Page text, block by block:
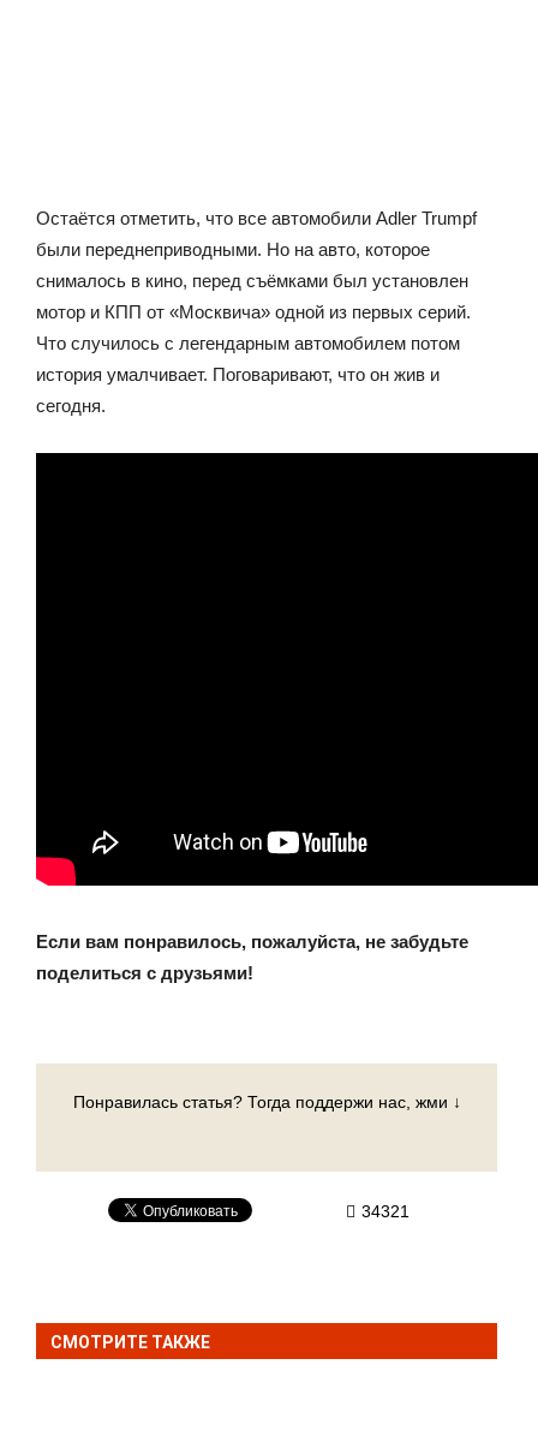
Остаётся отметить, что все автомобили Adler Trumpf
были переднеприводными. Но на авто, которое
снималось в кино, перед съёмками был установлен
мотор и КПП от «Москвича» одной из первых серий.
Что случилось с легендарным автомобилем потом
история умалчивает. Поговаривают, что он жив и
сегодня.
Если вам понравилось, пожалуйста, не забудьте
поделиться с друзьями!
Понравилась статья? Тогда поддержи нас, жми ↓
34321
СМОТРИТЕ ТАКЖЕ